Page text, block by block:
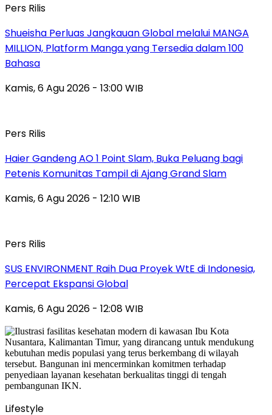
Pers Rilis
Shueisha Perluas Jangkauan Global melalui MANGA
MILLION, Platform Manga yang Tersedia dalam 100
Bahasa
Kamis, 6 Agu 2026 - 13:00 WIB
Pers Rilis
Haier Gandeng AO 1 Point Slam, Buka Peluang bagi
Petenis Komunitas Tampil di Ajang Grand Slam
Kamis, 6 Agu 2026 - 12:10 WIB
Pers Rilis
SUS ENVIRONMENT Raih Dua Proyek WtE di Indonesia,
Percepat Ekspansi Global
Kamis, 6 Agu 2026 - 12:08 WIB
Lifestyle